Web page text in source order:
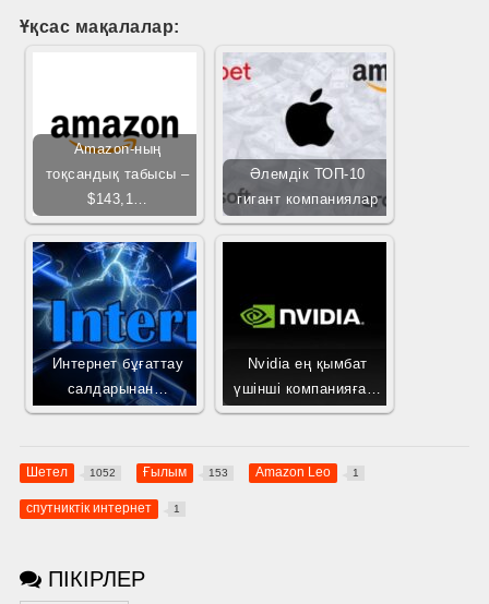
Ұқсас мақалалар:
Amazon-ның
тоқсандық табысы –
$143,1…
Әлемдік ТОП-10
гигант компаниялар
Интернет бұғаттау
салдарынан…
Nvidia ең қымбат
үшінші компанияға…
Шетел 1052 Ғылым 153 Amazon Leo 1
спутниктік интернет 1
ПІКІРЛЕР